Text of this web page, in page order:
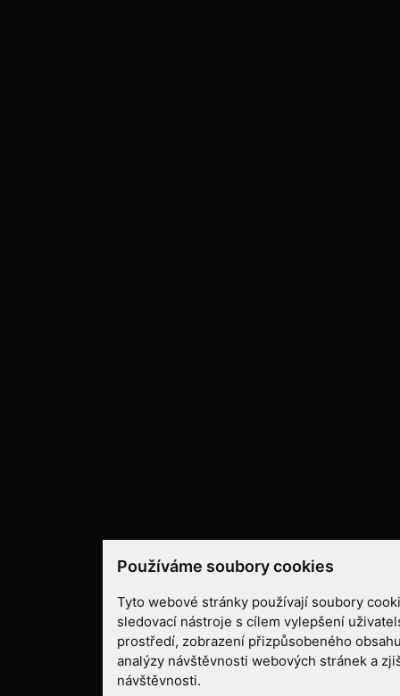
Používáme soubory cookies
Tyto webové stránky používají soubory
sledovací nástroje s cílem vylepšení
prostředí, zobrazení přizpůsobeného
analýzy návštěvnosti webových stránek a
návštěvnosti.